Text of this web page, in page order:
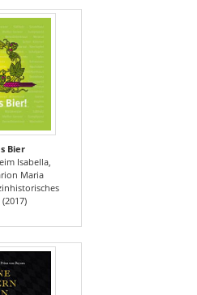
Bier
Isabella,
Maria